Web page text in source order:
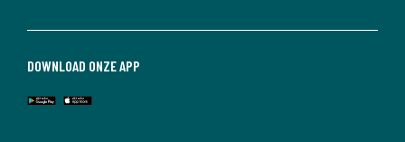
DOWNLOAD ONZE APP